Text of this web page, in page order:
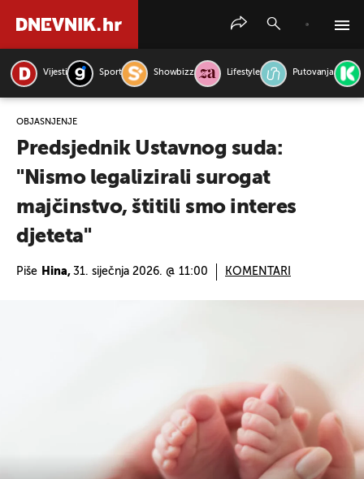
Vijesti Sport Showbizz Lifestyle Putovanja
OBJAŠNJENJE
Predsjednik Ustavnog suda:
"Nismo legalizirali surogat
majčinstvo, štitili smo interes
djeteta"
Piše Hina, 31. siječnja 2026. @ 11:00 KOMENTARI
PRETRAŽITE VIJESTI